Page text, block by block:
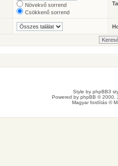
Növekvő sorrend
Csökkenő sorrend
Style by phpBB3
Powered by phpBB © 2000,
Magyar fordítás ©